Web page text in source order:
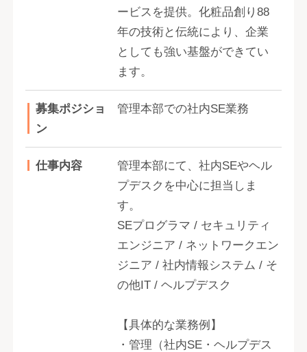
ービスを提供。化粧品創り88
年の技術と伝統により、企業
としても強い基盤ができてい
ます。
募集ポジショ
ン
管理本部での社内SE業務
仕事内容
管理本部にて、社内SEやヘル
プデスクを中心に担当しま
す。
SEプログラマ / セキュリティ
エンジニア / ネットワークエン
ジニア / 社内情報システム / そ
の他IT / ヘルプデスク
【具体的な業務例】
・管理（社内SE・ヘルプデス